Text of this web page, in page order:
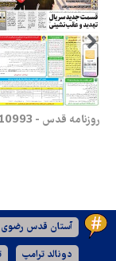
روزنامه قدس - 10993
آستان قدس رضوی
دونالد ترامپ